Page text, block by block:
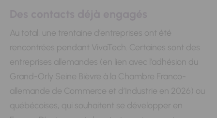
Au total, une trentaine d’entreprises ont été
rencontrées pendant VivaTech. Certaines sont des
entreprises allemandes (en lien avec l’adhésion du
Grand-Orly Seine Bièvre à la Chambre Franco-
allemande de Commerce et d’Industrie en 2026) ou
québécoises, qui souhaitent se développer en